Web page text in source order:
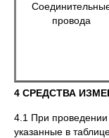
провода
4 СРЕДСТВА
4.1 При
указанные в